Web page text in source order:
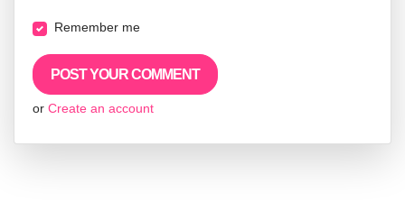
Remember me
or Create an account